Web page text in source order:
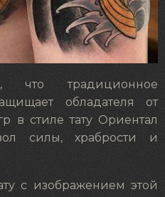
что традиционное
обладателя от
в стиле тату Ориентал
силы, храбрости и
с изображением этой